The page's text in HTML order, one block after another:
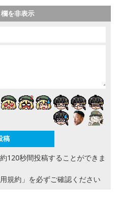
を非表示
120秒間投稿することができま
規約」 を必ずご確認ください